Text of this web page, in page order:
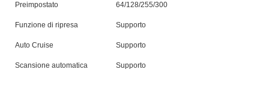
Preimpostato 64/128/255/300
Funzione di ripresa Supporto
Auto Cruise Supporto
Scansione automatica Supporto